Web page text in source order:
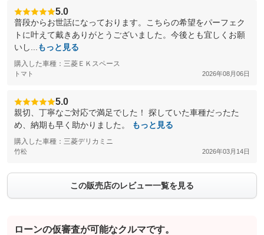
5.0
普段からお世話になっております。こちらの希望をパーフェク
トに叶えて戴きありがとうございました。今後とも宜しくお願
いし...
もっと見る
購入した車種：三菱ＥＫスペース
トマト 2026年08月06日
5.0
親切、丁寧なご対応で満足でした！ 探していた車種だったた
め、納期も早く助かりました。
もっと見る
購入した車種：三菱デリカミニ
竹松 2026年03月14日
この販売店のレビュー一覧を見る
ローンの仮審査が可能なクルマです。